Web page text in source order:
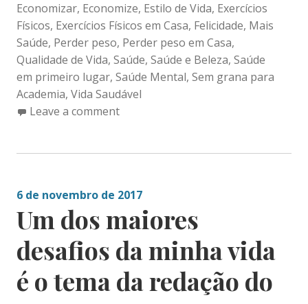
Economizar, Economize, Estilo de Vida, Exercícios
Físicos, Exercícios Físicos em Casa, Felicidade, Mais
Saúde, Perder peso, Perder peso em Casa,
Qualidade de Vida, Saúde, Saúde e Beleza, Saúde
em primeiro lugar, Saúde Mental, Sem grana para
Academia, Vida Saudável
Leave a comment
6 de novembro de 2017
Um dos maiores
desafios da minha vida
é o tema da redação do